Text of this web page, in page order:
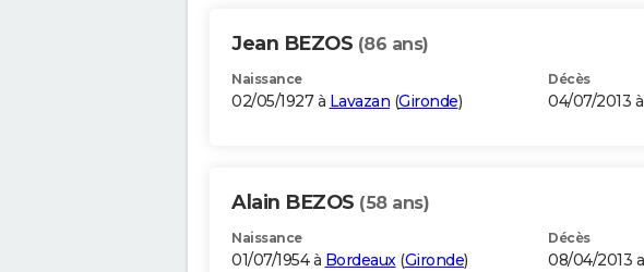
Jean BEZOS (86 ans)
Naissance
02/05/1927 à Lavazan (Gironde)
Décès
04/07/2013 à
Alain BEZOS (58 ans)
Naissance
01/07/1954 à Bordeaux(Gironde)
Décès
08/04/2013